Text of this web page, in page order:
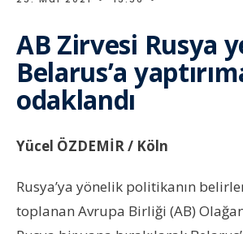
AB Zirvesi Rusya
Belarus’a
odaklandı
Yücel ÖZDEMİR / Köln
Rusya’ya yönelik politikanın
toplanan Avrupa Birliği (AB)